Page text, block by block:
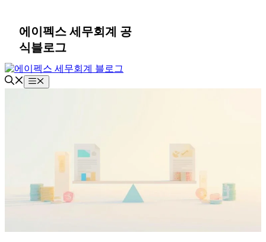
너
뛰
에이펙스 세무회계 공
식블로그
메